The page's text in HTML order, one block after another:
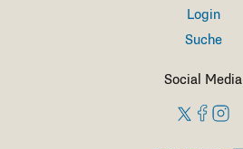
Login
Suche
Social Media